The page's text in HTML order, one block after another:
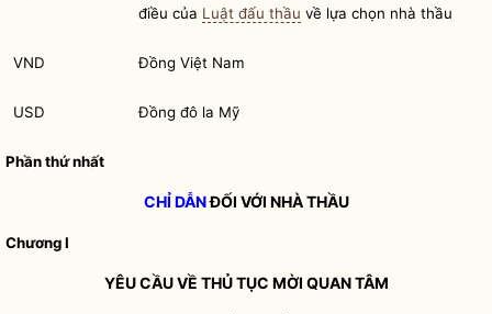
điều của Luật đấu thầu về lựa chọn nhà thầu
VND Đồng Việt Nam
USD Đồng đô la Mỹ
Phần thứ nhất
CHỈ DẪNĐỐI VỚI NHÀ THẦU
Chương I
YÊU CẦU VỀ THỦ TỤC MỜI QUAN TÂM